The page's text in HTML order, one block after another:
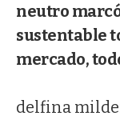
neutro
sustentable
mercado,
delfina